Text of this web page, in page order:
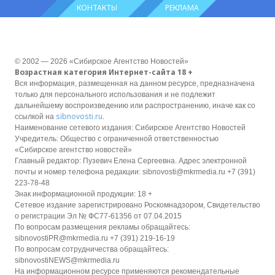
КОНТАКТЫ РЕКЛАМА
© 2002 — 2026 «Сибирское Агентство Новостей»
Возрастная категория Интернет-сайта 18 +
Вся информация, размещенная на данном ресурсе, предназначена
только для персонального использования и не подлежит
дальнейшему воспроизведению или распространению, иначе как со
ссылкой на sibnovosti.ru.
Наименование сетевого издания: Сибирское Агентство Новостей
Учредитель: Общество с ограниченной ответственностью
«Сибирское агентство новостей»
Главный редактор: Пузевич Елена Сергеевна. Адрес электронной
почты и номер телефона редакции: sibnovosti@mkrmedia.ru +7 (391)
223-78-48
Знак информационной продукции: 18 +
Сетевое издание зарегистрировано Роскомнадзором, Свидетельство
о регистрации Эл № ФС77-61356 от 07.04.2015
По вопросам размещения рекламы обращайтесь:
sibnovostiPR@mkrmedia.ru +7 (391) 219-16-19
По вопросам сотрудничества обращайтесь:
sibnovostiNEWS@mkrmedia.ru
На информационном ресурсе применяются рекомендательные